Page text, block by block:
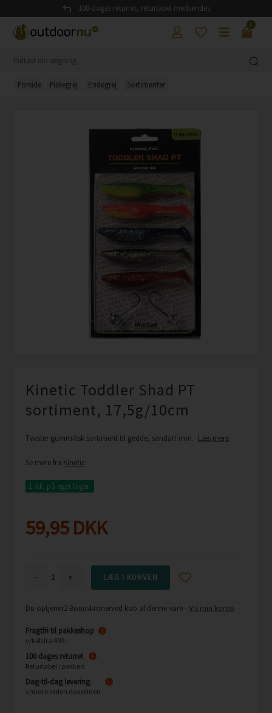
100-dages returret, returlabel medsendes
0
Forside Fiskegrej Endegrej Sortimenter
Kinetic Toddler Shad PT
sortiment, 17,5g/10cm
Twister gummifisk sortiment til gedde, sandart mm. Læs mere
Se mere fra Kinetic
1 stk. på eget lager
59,95DKK
- +
Du optjener2 Bonuskronerved køb af denne vare -Vis min konto
Fragtfri til pakkeshop
v/køb fra 499,-
i
100 dages returret
Returlabel i pakken
i
Dag-til-dag levering
v/ordre inden deadlinen
i